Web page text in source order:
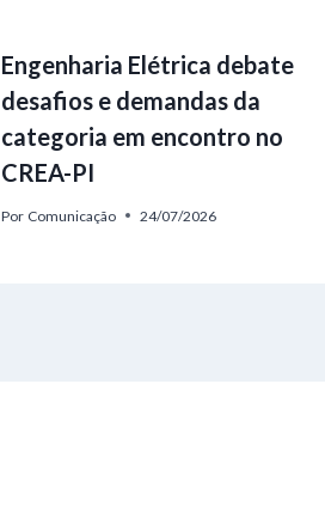
Engenharia Elétrica debate
desafios e demandas da
categoria em encontro no
CREA-PI
Por Comunicação 24/07/2026